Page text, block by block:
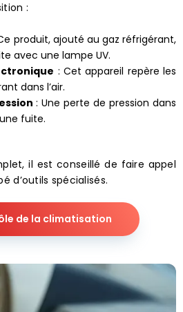
:
produit, ajouté au gaz réfrigérant,
avec une lampe UV.
: Cet appareil repère les
dans l’air.
: Une perte de pression dans
fuite.
il est conseillé de faire appel
d’outils spécialisés.
de la climatisation